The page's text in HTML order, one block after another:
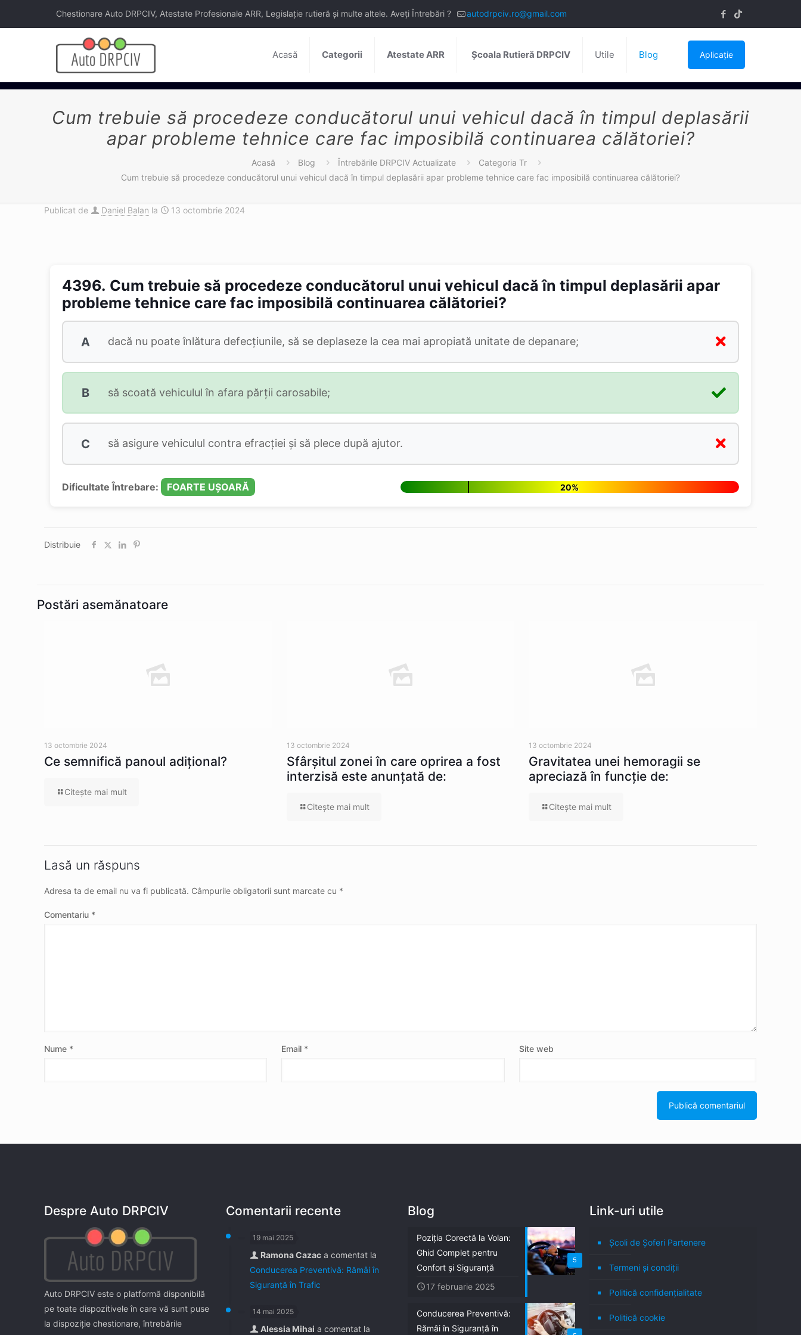
Chestionare Auto DRPCIV, Atestate Profesionale ARR, Legislație rutieră și multe altele. Aveți Întrebări ? autodrpciv.ro@gmail.com
Acasă Categorii Atestate ARR Școala Rutieră DRPCIV Utile Blog Aplicație
Cum trebuie să procedeze conducătorul unui vehicul dacă în timpul deplasării
apar probleme tehnice care fac imposibilă continuarea călătoriei?
Acasă Blog Întrebările DRPCIV Actualizate
Categoria Tr
Cum trebuie să procedeze conducătorul unui vehicul dacă în timpul deplasării apar probleme tehnice care fac imposibilă continuarea călătoriei?
Publicat de Daniel Balan la 13 octombrie 2024
4396. Cum trebuie să procedeze conducătorul unui vehicul dacă în timpul deplasării apar
probleme tehnice care fac imposibilă continuarea călătoriei?
A dacă nu poate înlătura defecțiunile, să se deplaseze la cea mai apropiată unitate de depanare;
B să scoată vehiculul în afara părții carosabile;
C să asigure vehiculul contra efracției și să plece după ajutor.
Dificultate Întrebare: FOARTE UȘOARĂ 20%
Distribuie
Postări asemănatoare
13 octombrie 2024
Ce semnifică panoul adițional?
Citeşte mai mult
13 octombrie 2024
Sfârșitul zonei în care oprirea a fost
interzisă este anunțată de:
Citeşte mai mult
13 octombrie 2024
Gravitatea unei hemoragii se
apreciază în funcție de:
Citeşte mai mult
Lasă un răspuns
Adresa ta de email nu va fi publicată. Câmpurile obligatorii sunt marcate cu *
Comentariu *
Nume * Email * Site web
Despre Auto DRPCIV
Auto DRPCIV este o platformă disponibilă
pe toate dispozitivele în care vă sunt puse
la dispoziţie chestionare, întrebările
Comentarii recente
19 mai 2025
Ramona Cazac a comentat la
Conducerea Preventivă: Rămâi în
Siguranță în Trafic
14 mai 2025
Alessia Mihai a comentat la
Blog
5
Poziția Corectă la Volan:
Ghid Complet pentru
Confort și Siguranță
17 februarie 2025
Conducerea Preventivă:
Rămâi în Siguranță în
Link-uri utile
Școli de Șoferi Partenere
Termeni şi condiţii
Politică confidenţialitate
Politică cookie